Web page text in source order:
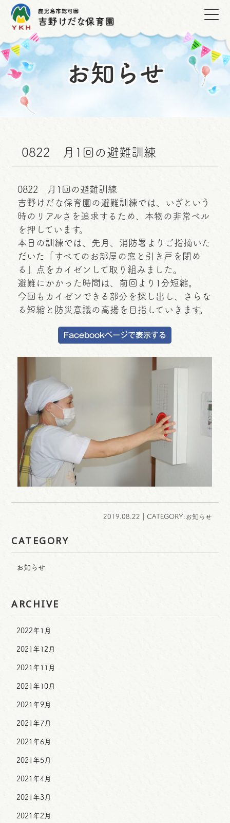
お知らせ
0822 月1回の避難訓練
0822 月1回の避難訓練
吉野けだな保育園の避難訓練では、いざという
時のリアルさを追求するため、本物の非常ベル
を押しています。
本日の訓練では、先月、消防署よりご指摘いた
だいた「すべてのお部屋の窓と引き戸を閉め
る」点をカイゼンして取り組みました。
避難にかかった時間は、前回より1分短縮。
今回もカイゼンできる部分を探し出し、さらな
る短縮と防災意識の高揚を目指していきます。
2019.08.22｜CATEGORY:お知らせ
CATEGORY
お知らせ
ARCHIVE
2022年1月
2021年12月
2021年11月
2021年10月
2021年9月
2021年7月
2021年6月
2021年5月
2021年4月
2021年3月
2021年2月